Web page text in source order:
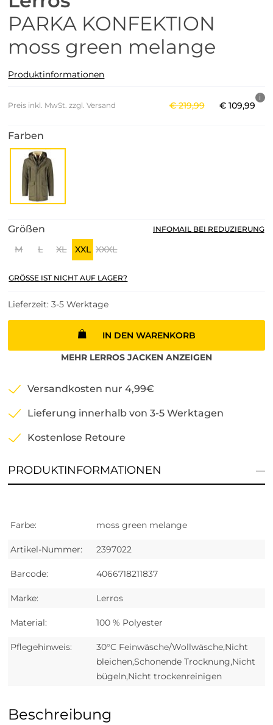
PARKA KONFEKTION
moss green melange
Produktinformationen
Preis inkl. MwSt. zzgl. Versand €219,99 € 109,99
Farben
Größen
M L XL XXL XXXL
INFOMAIL BEI REDUZIERUNG
GRÖSSE IST NICHT AUF LAGER?
Lieferzeit: 3-5 Werktage
IN DEN WARENKORB
MEHR LERROS JACKEN ANZEIGEN
Versandkosten nur 4,99€
Lieferung innerhalb von 3-5 Werktagen
Kostenlose Retoure
PRODUKTINFORMATIONEN
Farbe: moss green melange
Artikel-Nummer: 2397022
Barcode: 4066718211837
Marke: Lerros
Material: 100 % Polyester
Pflegehinweis:
30°C Feinwäsche/Wollwäsche,Nicht
bleichen,Schonende Trocknung,Nicht
bügeln,Nicht trockenreinigen
Beschreibung